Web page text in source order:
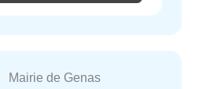
Mairie de Genas